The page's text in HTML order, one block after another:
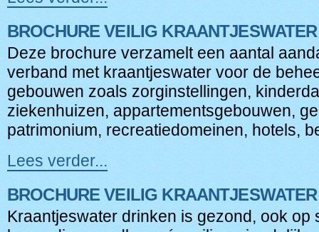
'Gezond
water,
ook
jouw
zorg'
-
BROCHURE VEILIG
Deze brochure verzamelt een aantal
verband met kraantjeswater voor de
gebouwen zoals zorginstellingen,
ziekenhuizen, appartementsgebouwen,
patrimonium, recreatiedomeinen, hotels,
Brochure
Veilig
kraantjeswater
in
gebouwen
Lees verder...
BROCHURE VEILIG
Kraantjeswater drinken is gezond, ook op